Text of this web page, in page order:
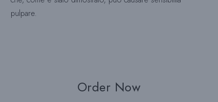
pulpare.
Order Now